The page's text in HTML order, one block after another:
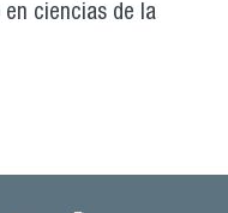
ciencias de la